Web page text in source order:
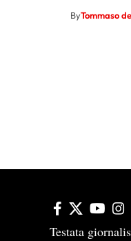
ByTommaso
Testata